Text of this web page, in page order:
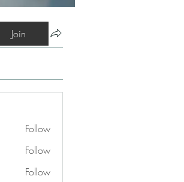
Join
Follow
Follow
Follow